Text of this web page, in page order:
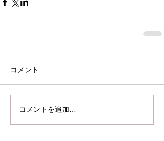
コメント
コメントを追加…